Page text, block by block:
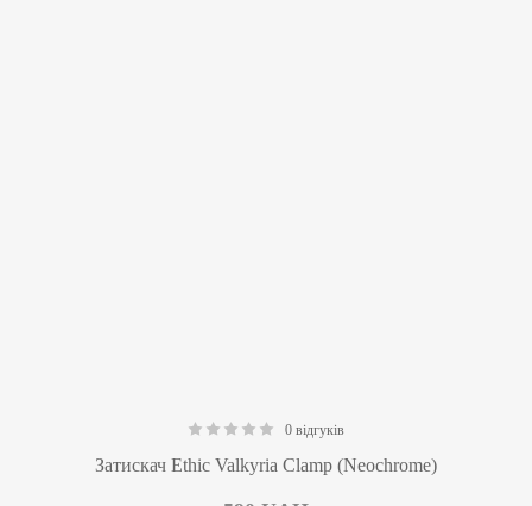
0 відгуків
Затискач Ethic Valkyria Clamp (Neochrome)